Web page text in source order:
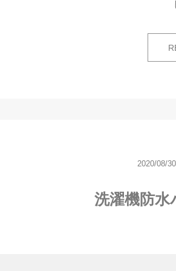
2020/08/30
洗濯機防水